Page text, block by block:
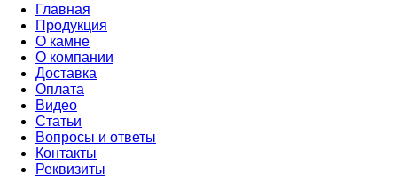
Главная
Продукция
О камне
О компании
Доставка
Оплата
Видео
Статьи
Вопросы и ответы
Контакты
Реквизиты